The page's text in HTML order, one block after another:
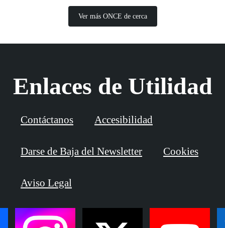
Ver más ONCE de cerca
Enlaces de Utilidad
Contáctanos Accesibilidad
Darse de Baja del Newsletter Cookies
Aviso Legal